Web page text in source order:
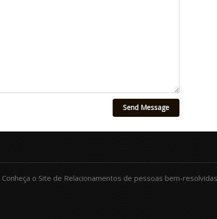
Send Message
Conheça o Site de Relacionamentos de pessoas bem-